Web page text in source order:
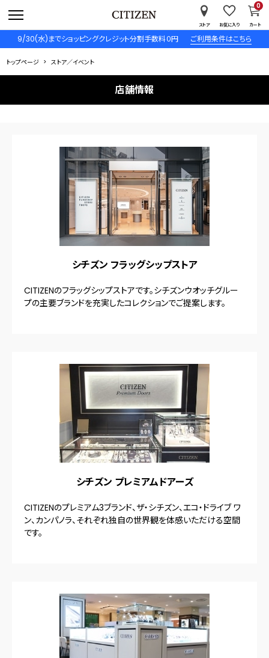
9/30(水)までショッピングクレジット分割手数料０円 ご利用条件はこちら
ストア お気に入り カート
0
トップページ ストア／イベント
店舗情報
シチズン フラッグシップストア
CITIZENのフラッグシップストアです。シチズンウオッチグルー
プの主要ブランドを充実したコレクションでご提案します。
シチズン プレミアムドアーズ
CITIZENのプレミアム3ブランド、ザ・シチズン、エコ・ドライブ ワ
ン、カンパノラ、それぞれ独自の世界観を体感いただける空間
です。